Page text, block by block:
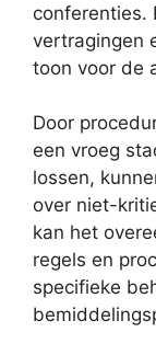
conferenties.
vertragingen
toon voor de
Door
een vroeg
lossen,
over niet-
kan het
regels en
specifieke